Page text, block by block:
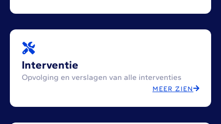
Interventie
Opvolging en verslagen van alle interventies
MEER ZIEN